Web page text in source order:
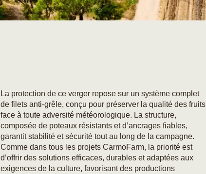
La protection de ce verger repose sur un système complet
de filets anti-grêle, conçu pour préserver la qualité des fruits
face à toute adversité météorologique. La structure,
composée de poteaux résistants et d’ancrages fiables,
garantit stabilité et sécurité tout au long de la campagne.
Comme dans tous les projets CarmoFarm, la priorité est
d’offrir des solutions efficaces, durables et adaptées aux
exigences de la culture, favorisant des productions